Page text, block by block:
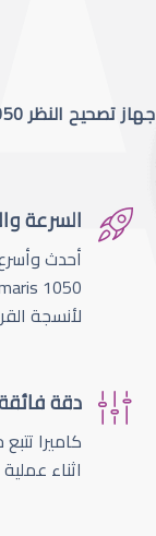
جهاز تصحيح النظر SCHWIND AMARIS 1050
السرعة
لأنسجة
دقة
اثناء